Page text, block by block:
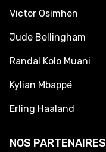
Victor Osimhen
Jude Bellingham
Randal Kolo Muani
Kylian Mbappé
Erling Haaland
NOS PARTENAIRES